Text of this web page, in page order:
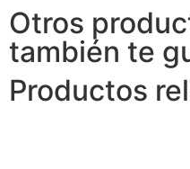
Otros
también te
Productos